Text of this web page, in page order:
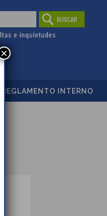
REGLAMENTO INTERNO
×